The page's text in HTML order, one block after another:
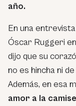
año.
En una entrevista
Óscar Ruggeri
dijo que su
no es hincha ni
Además, en esa
amor a la